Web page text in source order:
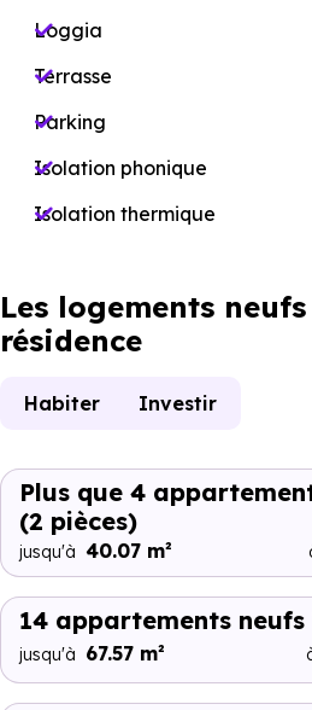
Loggia
Terrasse
Parking
Isolation phonique
Isolation thermique
Les logements
résidence
Habiter Investir
Plus que 4
(2 pièces)
jusqu'à 40.07 m²
14 appartements neufs
jusqu'à 67.57 m²